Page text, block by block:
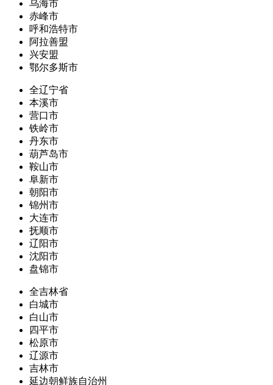
乌海市
赤峰市
呼和浩特市
阿拉善盟
兴安盟
鄂尔多斯市
全辽宁省
本溪市
营口市
铁岭市
丹东市
葫芦岛市
鞍山市
阜新市
朝阳市
锦州市
大连市
抚顺市
辽阳市
沈阳市
盘锦市
全吉林省
白城市
白山市
四平市
松原市
辽源市
吉林市
延边朝鲜族自治州